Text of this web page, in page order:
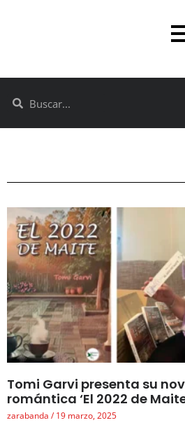
Tomi Garvi presenta su
romántica ‘El 2022 de
zarabanda 19 marzo, 2025